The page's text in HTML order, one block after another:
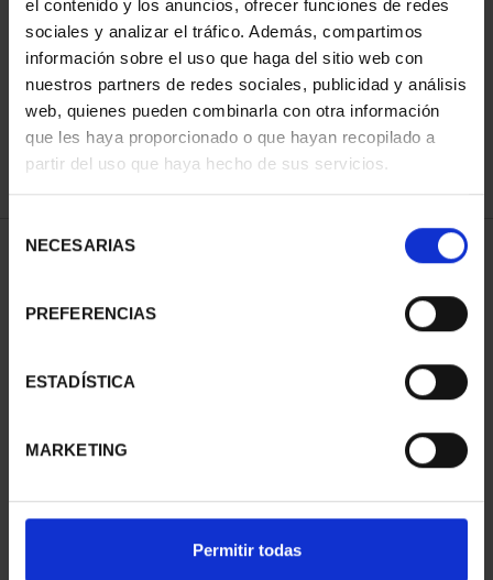
el contenido y los anuncios, ofrecer funciones de redes
sociales y analizar el tráfico. Además, compartimos
información sobre el uso que haga del sitio web con
nuestros partners de redes sociales, publicidad y análisis
web, quienes pueden combinarla con otra información
que les haya proporcionado o que hayan recopilado a
partir del uso que haya hecho de sus servicios.
NECESARIAS
PREFERENCIAS
ESTADÍSTICA
MARKETING
Permitir todas
ORDENAR POR:
REFINAR
1 Productos encontrados
CAPITALES ESPAÑOLAS